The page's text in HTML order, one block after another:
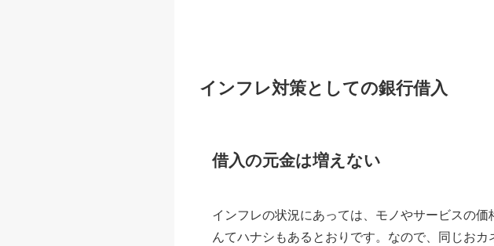
インフレ対策としての銀行借入
借入の元金は増えない
インフレの状況にあっては、モノやサービスの
んてハナシもあるとおりです。なので、同じおカ